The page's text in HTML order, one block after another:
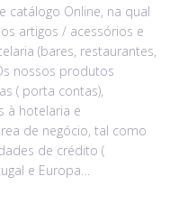
catálogo Online, na qual
artigos / acessórios e
(bares, restaurantes,
nossos produtos
( porta contas),
à hotelaria e
de negócio, tal como
de crédito (
e Europa…